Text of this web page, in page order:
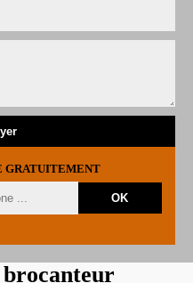
GRATUITEMENT